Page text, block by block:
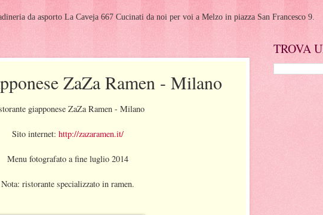
da asporto La Caveja 667 Cucinati da noi per voi a Melzo in piazza San Francesco 9.
ZaZa Ramen - Milano
giapponese ZaZa Ramen - Milano
Sito internet: http://zazaramen.it/
Menu fotografato a fine luglio 2014
Nota: ristorante specializzato in ramen.
TROVA